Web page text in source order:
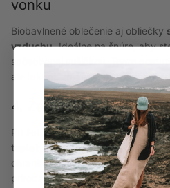
vonku
Biobavlnené oblečenie aj obliečky
vzduchu.Ideálne na šnúre, aby
spôsobenej sušičkou. Tento
ale taktiež
znižuje spotrebu
4. Žehlite šetrne
Pri žehlení oblečenia aj obliečok z
teploty a ideálne s naparovacou
chránite vlákna pred poškodením
prirodzenúmäkkosť a kvalitu.